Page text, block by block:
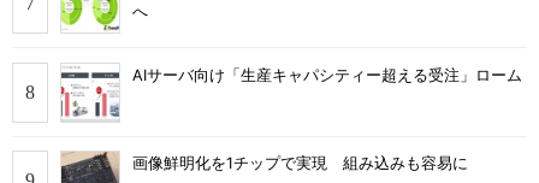
へ
AIサーバ向け「生産キャパシティー超える受注」ローム
画像鮮明化を1チップで実現 組み込みも容易に